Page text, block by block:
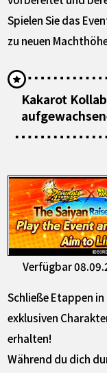
Spielen Sie das
zu neuen
Kakarot
Verfügbar
Schließe Etappen
exklusiven
erhalten!
Während du dich